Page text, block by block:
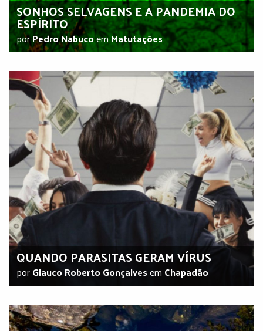
SONHOS SELVAGENS E A PANDEMIA DO
ESPÍRITO
porPedro NabucoemMatutações
QUANDO PARASITAS GERAM VÍRUS
porGlauco Roberto Gonçalvesem Chapadão